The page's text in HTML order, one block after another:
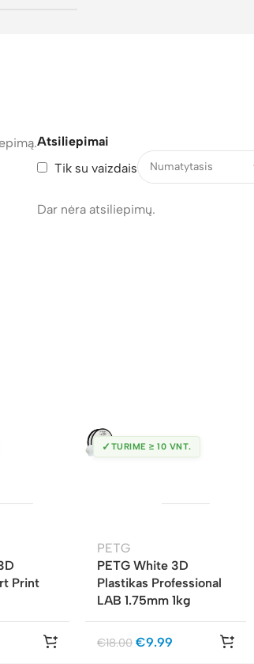
Atsiliepimai
Tik su vaizdais
Dar nėra atsiliepimų.
Print
✓ TURIME ≥ 10 VNT.
PETG
PETG White 3D
Plastikas Professional
LAB 1.75mm 1kg
€18.00 €9.99